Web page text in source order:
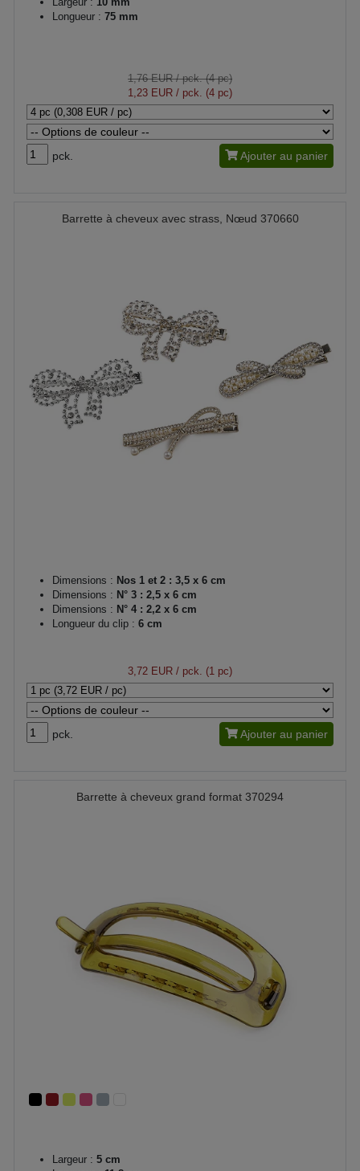
Longueur : 75 mm
1,76 EUR/ pck. (4 pc)
1,23 EUR / pck. (4 pc)
pck. Ajouter au panier
Barrette à cheveux avec strass, Nœud 370660
Dimensions : Nos 1 et 2 : 3,5 x 6 cm
Dimensions : N° 3 : 2,5 x 6 cm
Dimensions : N° 4 : 2,2 x 6 cm
Longueur du clip : 6 cm
3,72 EUR / pck. (1 pc)
pck. Ajouter au panier
Barrette à cheveux grand format 370294
Largeur : 5 cm